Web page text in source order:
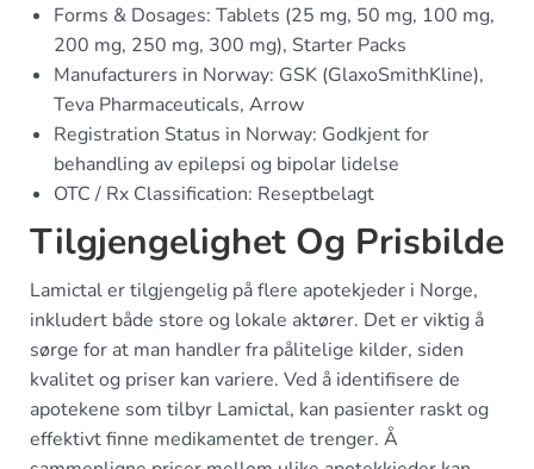
Forms & Dosages: Tablets (25 mg, 50 mg, 100 mg,
200 mg, 250 mg, 300 mg), Starter Packs
Manufacturers in Norway: GSK (GlaxoSmithKline),
Teva Pharmaceuticals, Arrow
Registration Status in Norway: Godkjent for
behandling av epilepsi og bipolar lidelse
OTC / Rx Classification: Reseptbelagt
Tilgjengelighet Og Prisbilde
Lamictal er tilgjengelig på flere apotekjeder i Norge,
inkludert både store og lokale aktører. Det er viktig å
sørge for at man handler fra pålitelige kilder, siden
kvalitet og priser kan variere. Ved å identifisere de
apotekene som tilbyr Lamictal, kan pasienter raskt og
effektivt finne medikamentet de trenger. Å